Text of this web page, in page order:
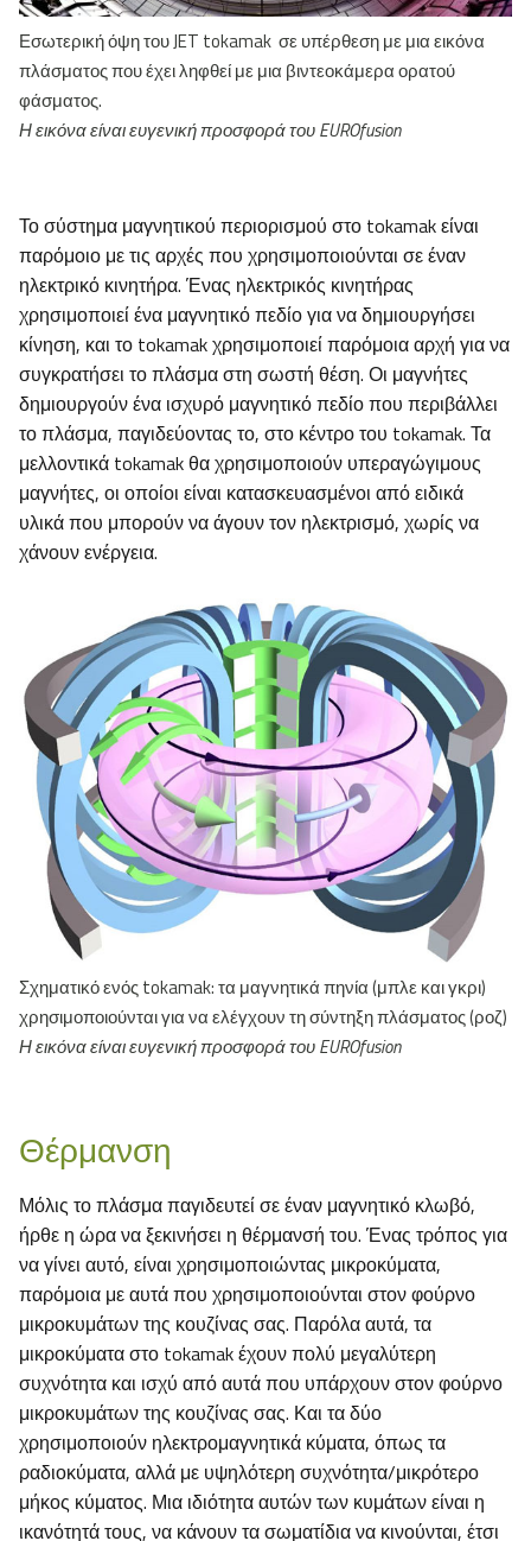
Εσωτερική όψη του JET tokamak σε υπέρθεση με μια εικόνα
πλάσματος που έχει ληφθεί με μια βιντεοκάμερα ορατού
φάσματος.
Η εικόνα είναι ευγενική προσφορά τουEUROfusion
Το σύστημα μαγνητικού περιορισμού στο tokamak είναι
παρόμοιο με τις αρχές που χρησιμοποιούνται σε έναν
ηλεκτρικό κινητήρα. Ένας ηλεκτρικός κινητήρας
χρησιμοποιεί ένα μαγνητικό πεδίο για να δημιουργήσει
κίνηση, και το tokamak χρησιμοποιεί παρόμοια αρχή για να
συγκρατήσει το πλάσμα στη σωστή θέση. Οι μαγνήτες
δημιουργούν ένα ισχυρό μαγνητικό πεδίο που περιβάλλει
το πλάσμα, παγιδεύοντας το, στο κέντρο του tokamak. Τα
μελλοντικά tokamak θα χρησιμοποιούν υπεραγώγιμους
μαγνήτες, οι οποίοι είναι κατασκευασμένοι από ειδικά
υλικά που μπορούν να άγουν τον ηλεκτρισμό, χωρίς να
χάνουν ενέργεια.
Σχηματικό ενός tokamak: τα μαγνητικά πηνία (μπλε και γκρι)
χρησιμοποιούνται για να ελέγχουν τη σύντηξη πλάσματος (ροζ)
Η εικόνα είναι ευγενική προσφορά τουEUROfusion
Θέρμανση
Μόλις το πλάσμα παγιδευτεί σε έναν μαγνητικό κλωβό,
ήρθε η ώρα να ξεκινήσει η θέρμανσή του. Ένας τρόπος για
να γίνει αυτό, είναι χρησιμοποιώντας μικροκύματα,
παρόμοια με αυτά που χρησιμοποιούνται στον φούρνο
μικροκυμάτων της κουζίνας σας. Παρόλα αυτά, τα
μικροκύματα στο tokamak έχουν πολύ μεγαλύτερη
συχνότητα και ισχύ από αυτά που υπάρχουν στον φούρνο
μικροκυμάτων της κουζίνας σας. Και τα δύο
χρησιμοποιούν ηλεκτρομαγνητικά κύματα, όπως τα
ραδιοκύματα, αλλά με υψηλότερη συχνότητα/μικρότερο
μήκος κύματος. Μια ιδιότητα αυτών των κυμάτων είναι η
ικανότητά τους, να κάνουν τα σωματίδια να κινούνται, έτσι